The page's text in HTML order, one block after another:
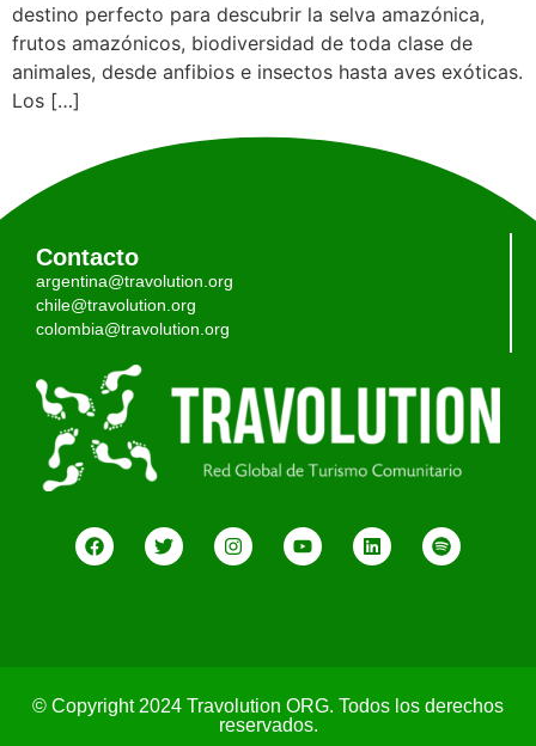
destino perfecto para descubrir la selva amazónica,
frutos amazónicos, biodiversidad de toda clase de
animales, desde anfibios e insectos hasta aves exóticas.
Los […]
Contacto
argentina@travolution.org
chile@travolution.org
colombia@travolution.org
© Copyright 2024 Travolution ORG. Todos los derechos
reservados.